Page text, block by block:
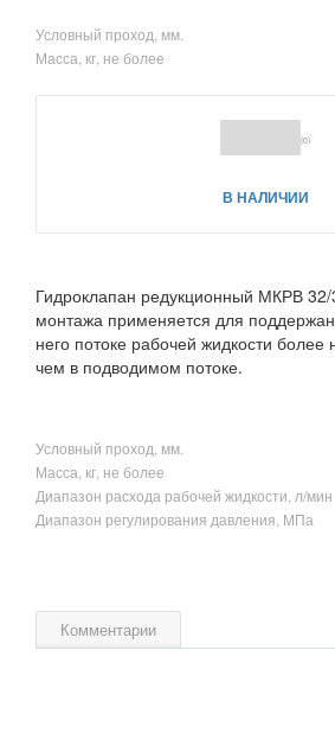
Условный проход, мм.
Масса, кг, не более
(0)
В НАЛИЧИИ
Гидроклапан редукционный МКРВ 32/
монтажа применяется для
него потоке рабочей жидкости более
чем в подводимом потоке.
Условный проход, мм.
Масса, кг, не более
Диапазон расхода рабочей жидкости, л/мин
Диапазон регулирования давления, МПа
Комментарии